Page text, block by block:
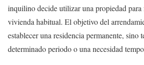
inquilino decide utilizar una propiedad para
vivienda habitual. El objetivo del
establecer una residencia permanente, sino
determinado periodo o una necesidad